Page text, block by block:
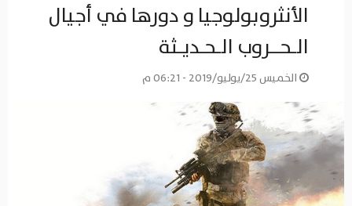
الأنثروبولوجيا و دورها في أجيال
الـحــروب الـحـديـثة
الخميس 25/يوليو/2019 - 06:21 م